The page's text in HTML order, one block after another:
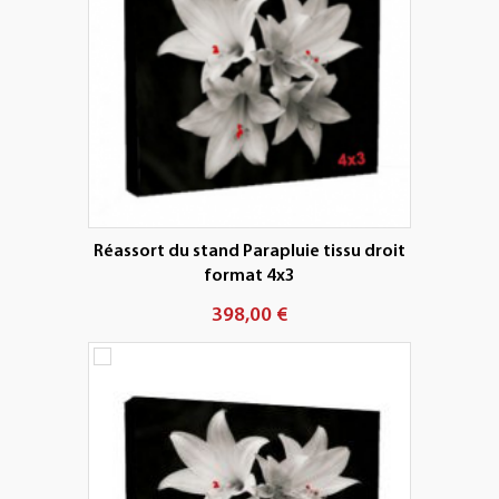
Réassort du stand Parapluie tissu droit
format 4x3
398,00 €